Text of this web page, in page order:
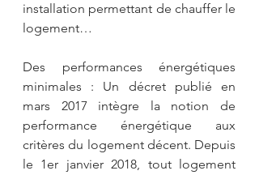
installation permettant de chauffer le
logement…
Des performances énergétiques
minimales : Un décret publié en
mars 2017 intègre la notion de
performance énergétique aux
critères du logement décent. Depuis
le 1er janvier 2018, tout logement